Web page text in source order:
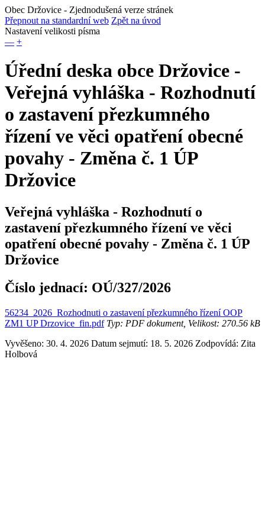
Obec Držovice - Zjednodušená verze stránek
Přepnout na standardní web Zpět na úvod
Nastavení velikosti písma
— +
Úřední deska obce Držovice -
Veřejná vyhláška - Rozhodnutí
o zastavení přezkumného
řízení ve věci opatření obecné
povahy - Změna č. 1 ÚP
Držovice
Veřejná vyhláška - Rozhodnutí o
zastavení přezkumného řízení ve věci
opatření obecné povahy - Změna č. 1 ÚP
Držovice
Číslo jednací: OÚ/327/2026
56234_2026_Rozhodnuti o zastavení přezkumného řízení OOP
ZM1 UP Drzovice_fin.pdfTyp: PDF dokument, Velikost: 270.56 kB
Vyvěšeno: 30. 4. 2026 Datum sejmutí: 18. 5. 2026 Zodpovídá: Zita
Holbová